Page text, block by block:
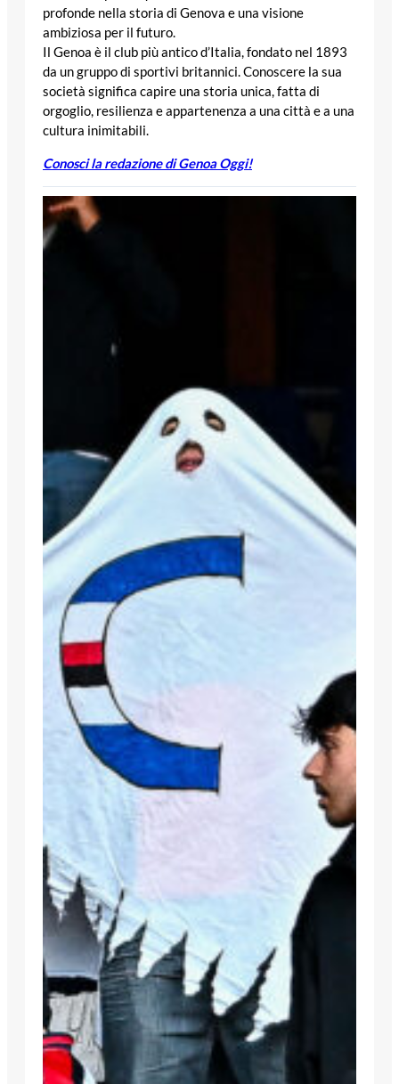
profonde nella storia di Genova e una visione
ambiziosa per il futuro.
Il Genoa è il club più antico d’Italia, fondato nel 1893
da un gruppo di sportivi britannici. Conoscere la sua
società significa capire una storia unica, fatta di
orgoglio, resilienza e appartenenza a una città e a una
cultura inimitabili.
Conosci la redazione di Genoa Oggi!